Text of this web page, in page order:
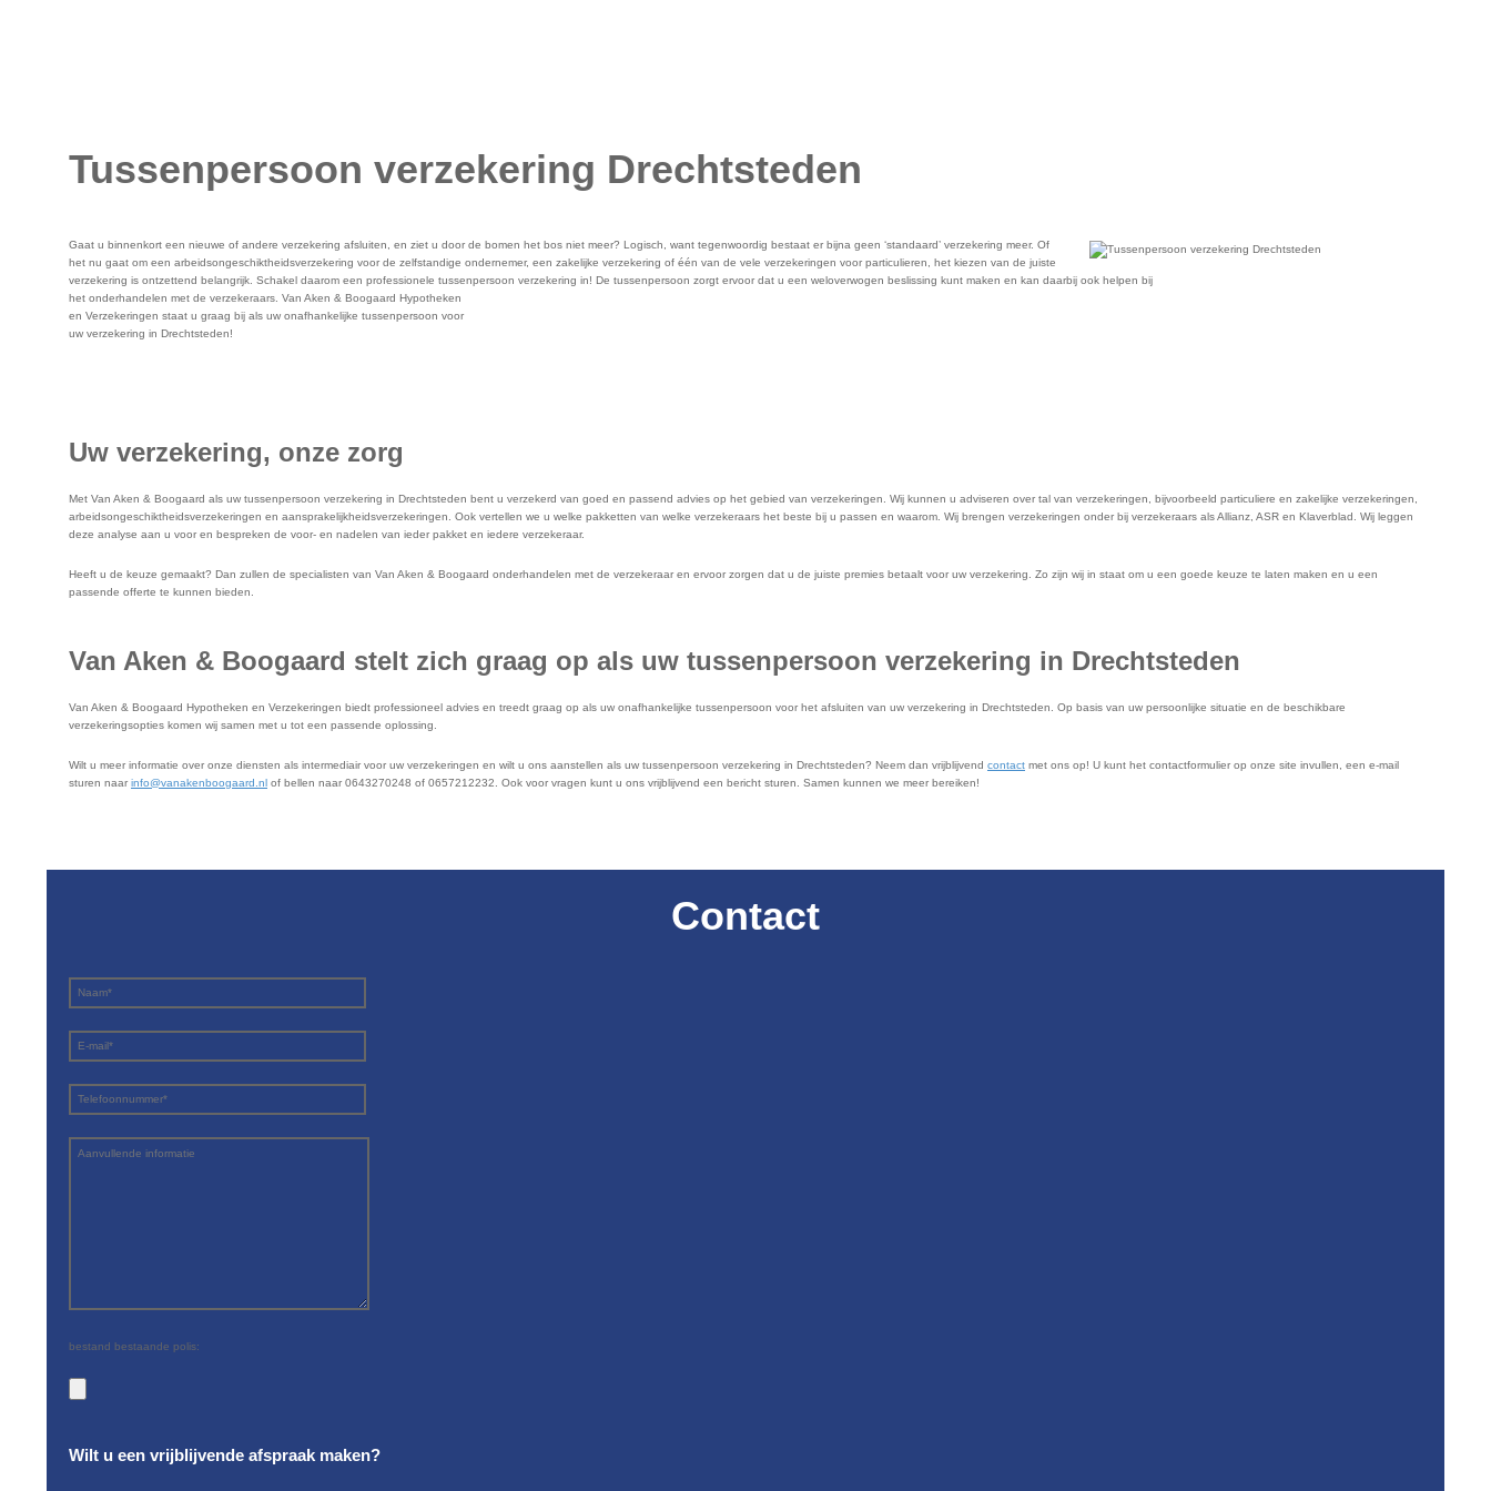
Tussenpersoon verzekering Drechtsteden
Gaat u binnenkort een nieuwe of andere verzekering afsluiten, en ziet u door de bomen het bos niet meer? Logisch, want tegenwoordig bestaat er bijna geen ‘standaard’ verzekering meer. Of
het nu gaat om een arbeidsongeschiktheidsverzekering voor de zelfstandige ondernemer, een zakelijke verzekering of één van de vele verzekeringen voor particulieren, het kiezen van de juiste
verzekering is ontzettend belangrijk. Schakel daarom een professionele tussenpersoon verzekering in! De tussenpersoon zorgt ervoor dat u een weloverwogen beslissing kunt maken en kan daarbij ook helpen bij
het onderhandelen met de verzekeraars. Van Aken & Boogaard Hypotheken
en Verzekeringen staat u graag bij als uw onafhankelijke tussenpersoon voor
uw verzekering in Drechtsteden!
Uw verzekering, onze zorg
Met Van Aken & Boogaard als uw tussenpersoon verzekering in Drechtsteden bent u verzekerd van goed en passend advies op het gebied van verzekeringen. Wij kunnen u adviseren over tal van verzekeringen, bijvoorbeeld particuliere en zakelijke verzekeringen,
arbeidsongeschiktheidsverzekeringen en aansprakelijkheidsverzekeringen. Ook vertellen we u welke pakketten van welke verzekeraars het beste bij u passen en waarom. Wij brengen verzekeringen onder bij verzekeraars als Allianz, ASR en Klaverblad. Wij leggen
deze analyse aan u voor en bespreken de voor- en nadelen van ieder pakket en iedere verzekeraar.
Heeft u de keuze gemaakt? Dan zullen de specialisten van Van Aken & Boogaard onderhandelen met de verzekeraar en ervoor zorgen dat u de juiste premies betaalt voor uw verzekering. Zo zijn wij in staat om u een goede keuze te laten maken en u een
passende offerte te kunnen bieden.
Van Aken & Boogaard stelt zich graag op als uw tussenpersoon verzekering in Drechtsteden
Van Aken & Boogaard Hypotheken en Verzekeringen biedt professioneel advies en treedt graag op als uw onafhankelijke tussenpersoon voor het afsluiten van uw verzekering in Drechtsteden. Op basis van uw persoonlijke situatie en de beschikbare
verzekeringsopties komen wij samen met u tot een passende oplossing.
Wilt u meer informatie over onze diensten als intermediair voor uw verzekeringen en wilt u ons aanstellen als uw tussenpersoon verzekering in Drechtsteden? Neem dan vrijblijvend contact met ons op! U kunt het contactformulier op onze site invullen, een e-mail
sturen naar info@vanakenboogaard.nl of bellen naar 0643270248 of 0657212232. Ook voor vragen kunt u ons vrijblijvend een bericht sturen. Samen kunnen we meer bereiken!
Contact
bestand bestaande polis:
Wilt u een vrijblijvende afspraak maken?